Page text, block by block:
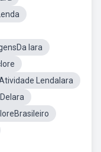
Iara
LendaIara